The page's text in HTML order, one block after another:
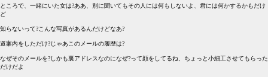
ところで、一緒にいた女は?ああ、別に聞いてもその人には何もしないよ、君には何かするかもだけ
ど
知らないって?こんな写真があるんだけどなあ?
道案内をしただけ?じゃあこのメールの履歴は?
なぜそのメールを?しかも裏アドレスなのになぜ?って顔をしてるね、ちょっと小細工させてもらった
だけだよ